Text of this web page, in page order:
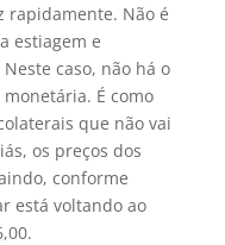
rapidamente. Não é
estiagem e
caso, não há o
É como
que não vai
os preços dos
conforme
está voltando ao